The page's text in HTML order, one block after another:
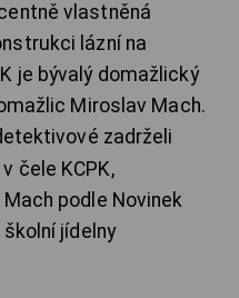
vlastněná
lázní na
je bývalý domažlický
Miroslav Mach.
zadrželi
čele KCPK,
podle Novinek
jídelny